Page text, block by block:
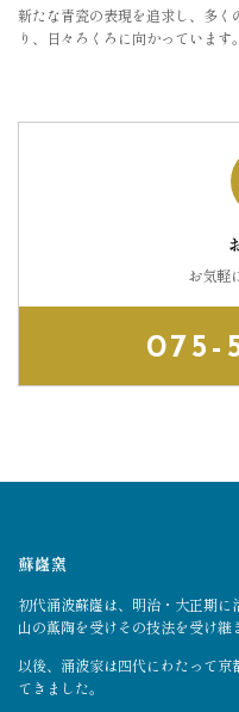
新たな青瓷の表現を追求し、多
り、日々ろくろに向かっています。
お気軽
075-
蘇嶐窯
初代涌波蘇嶐は、明治・大正期
山の薫陶を受けその技法を受け継
以後、涌波家は四代にわたって
てきました。